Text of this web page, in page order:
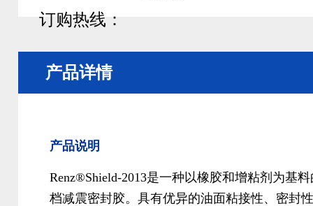
订购热线：
产品详情
产品说明
Renz®Shield-2013是一种以橡胶和增粘剂为基
档减震密封胶。具有优异的油面粘接性、密封